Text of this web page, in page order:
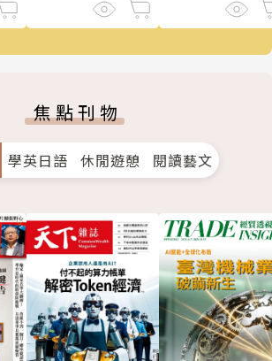
焦點刊物
學英日語 休閒遊憩 閱讀藝文